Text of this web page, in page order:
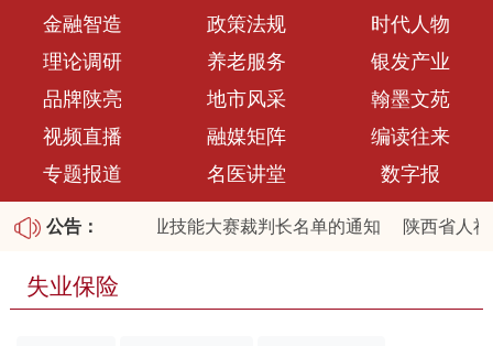
金融智造
政策法规
时代人物
理论调研
养老服务
银发产业
品牌陕亮
地市风采
翰墨文苑
视频直播
融媒矩阵
编读往来
专题报道
名医讲堂 数字报
公告：
公布陕西省2026职业技能大赛裁判长名单的通知 陕西省人
年第四批拖欠农民工工资失信联合惩戒对象名单和重大劳
失业保险